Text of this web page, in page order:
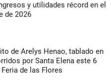
y utilidades récord en el
de 2026
de Arelys Henao, tablado en
por Santa Elena este 6
de las Flores